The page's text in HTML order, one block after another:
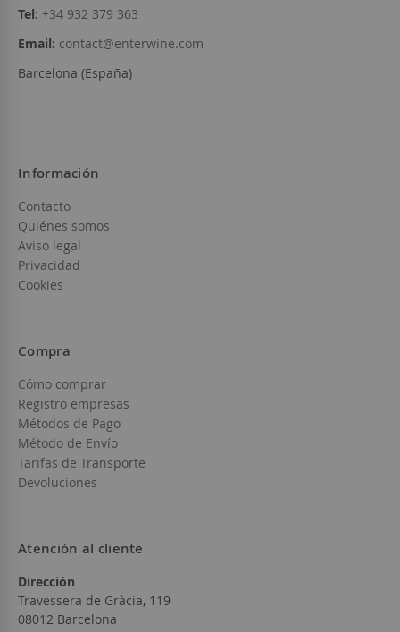
Tel: +34 932 379 363
Email: contact@enterwine.com
Barcelona (España)
Información
Contacto
Quiénes somos
Aviso legal
Privacidad
Cookies
Compra
Cómo comprar
Registro empresas
Métodos de Pago
Método de Envío
Tarifas de Transporte
Devoluciones
Atención al cliente
Dirección
Travessera de Gràcia, 119
08012 Barcelona